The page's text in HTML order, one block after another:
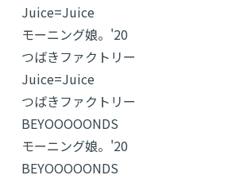
Juice=Juice
モーニング娘。'20
つばきファクトリー
Juice=Juice
つばきファクトリー
BEYOOOOONDS
モーニング娘。'20
BEYOOOOONDS